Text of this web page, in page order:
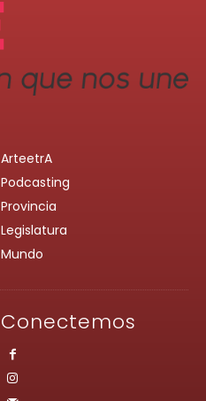
ArteetrA
Podcasting
Provincia
Legislatura
Mundo
Conectemos